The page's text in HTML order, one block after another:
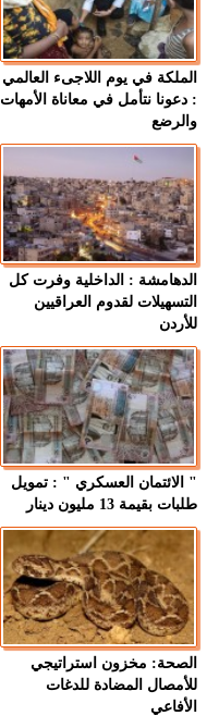
الملكة في يوم اللاجىء العالمي
: دعونا نتأمل في معاناة الأمهات
والرضع
الدهامشة : الداخلية وفرت كل
التسهيلات لقدوم العراقيين
للأردن
" الائتمان العسكري " : تمويل
طلبات بقيمة 13 مليون دينار
الصحة: مخزون استراتيجي
للأمصال المضادة للدغات
الأفاعي